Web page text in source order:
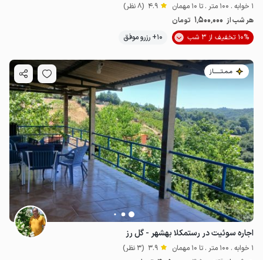
2میلیون ت
1 خوابه . 100 متر . تا 10 مهمان 4.9 (8 نظر)
هر شب از 1٬500٬000 تومان
10% تخفیف از 3 شب
10+ رزرو موفق
مـمـتــــــاز
اجاره سوئیت در رستمکلا بهشهر - گل رز
1 خوابه . 100 متر . تا 10 مهمان 3.9 (3 نظر)